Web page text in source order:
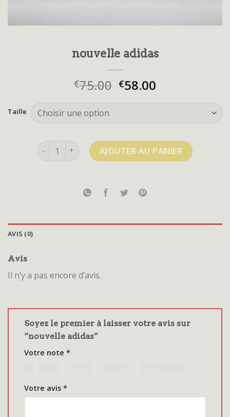
nouvelle adidas
€75.00 €58.00
Taille
quantité de nouvelle adidasAJOUTER AU PANIER
AVIS (0)
Avis
Il n’y a pas encore d’avis.
Soyez le premier à laisser votre avis sur
“nouvelle adidas”
Votre note *
Votre avis *